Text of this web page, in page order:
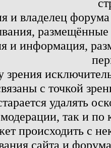
и владелец
и информация,
с точкой
удалять
так и по
происходить с
сайта и